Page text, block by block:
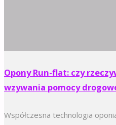
Opony Run-flat: czy
wzywania pomocy
Współczesna technologia